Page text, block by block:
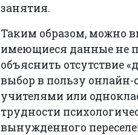
занятия.
Таким образом, можно
имеющиеся данные не
объяснить отсутствие
выбор в пользу онлайн-
учителями или
трудности
вынужденного